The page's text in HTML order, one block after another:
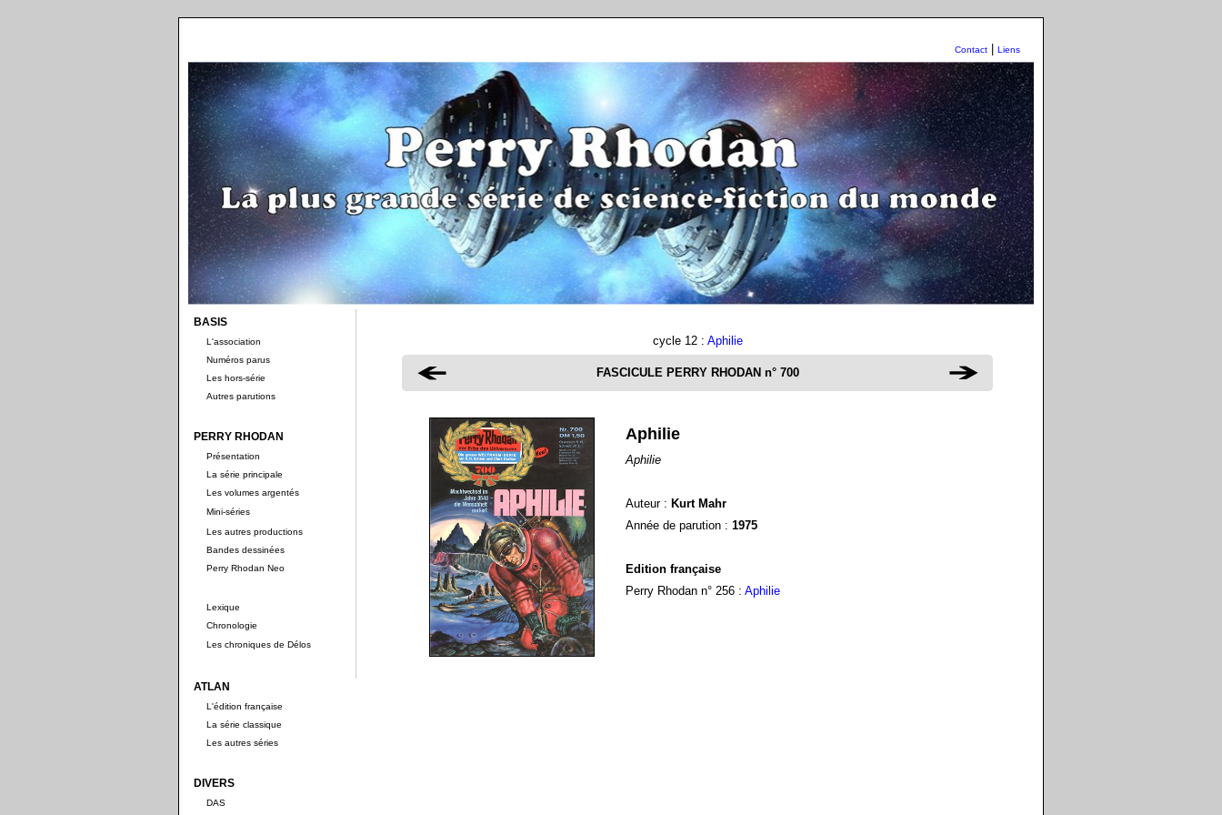
Contact Liens
BASIS
L'association
Numéros parus
Les hors-série
Autres parutions
PERRY RHODAN
Présentation
La série principale
Les volumes argentés
Mini-séries
Les autres productions
Bandes dessinées
Perry Rhodan Neo
Lexique
Chronologie
Les chroniques de Délos
ATLAN
L'édition française
La série classique
Les autres séries
DIVERS
DAS
cycle 12 : Aphilie
FASCICULE PERRY RHODAN n° 700
Aphilie
Aphilie
Auteur : Kurt Mahr
Année de parution : 1975
Edition française
Perry Rhodan n° 256 : Aphilie